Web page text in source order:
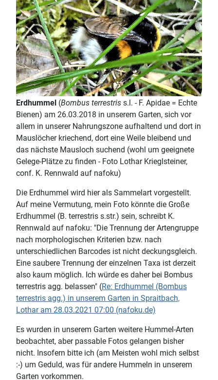
Erdhummel (Bombus terrestris s.l. - F. Apidae = Echte
Bienen) am 26.03.2018 in unserem Garten, sich vor
allem in unserer Nahrungszone aufhaltend und dort in
Mauslöcher kriechend, dort eine Weile bleibend und
das nächste Mausloch suchend (wohl um geeignete
Gelege-Plätze zu finden - Foto Lothar Krieglsteiner,
conf. K. Rennwald auf nafoku)
Die Erdhummel wird hier als Sammelart vorgestellt.
Auf meine Vermutung, mein Foto könnte die Große
Erdhummel (B. terrestris s.str.) sein, schreibt K.
Rennwald auf nafoku: "Die Trennung der Artengruppe
nach morphologischen Kriterien bzw. nach
unterschiedlichen Barcodes ist nicht deckungsgleich.
Eine saubere Trennung der einzelnen Taxa ist derzeit
also kaum möglich. Ich würde es daher bei Bombus
terrestris agg. belassen" (Re: Erdhummel (Bombus
terrestris agg.) in unserem Garten in Spraitbach,
Lothar am 28.03.2021 07:00 (nafoku.de)
Es wurden in unserem Garten weitere Hummel-Arten
beobachtet, aber passable Fotos gelangen bisher
nicht. Insofern bitte ich (am Meisten wohl mich selbst
:-) um Geduld, was für andere Hummeln in unserem
Garten vorkommen.